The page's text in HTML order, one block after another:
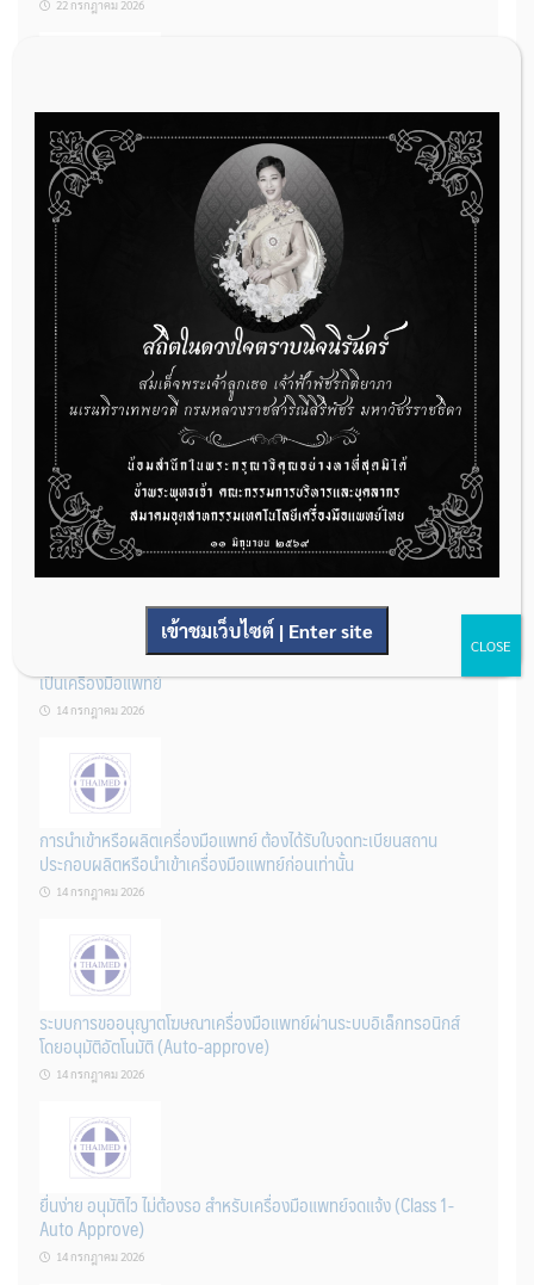
22 กรกฎาคม 2026
ผู้ประกอบการผลิต และ นักวิจัย ที่ต้องการขึ้นทะเบียนเครื่องมือแพทย์
ต้องทำอย่างไรบ้าง
22 กรกฎาคม 2026
กองควบคุมเครื่องมือแพทย์ เปิดรับฟังความคิดเห็นหลักการยกร่าง
กฎหมาย จำนวน 3 ฉบับ ผ่านระบบกลางทางกฎหมาย
22 กรกฎาคม 2026
การโฆษณาเครื่องมือแพทย์แบบใดที่ได้รับการยกเว้นไม่ต้องขออนุญาต
14 กรกฎาคม 2026
รู้หรือไม่? ผลิตภัณฑ์ชุดตรวจสําหรับตรวจสอบการปนเปื้อนแบบใดจัด
เป็นเครื่องมือแพทย์
14 กรกฎาคม 2026
การนำเข้าหรือผลิตเครื่องมือแพทย์ ต้องได้รับใบจดทะเบียนสถาน
ประกอบผลิตหรือนำเข้าเครื่องมือแพทย์ก่อนเท่านั้น
14 กรกฎาคม 2026
ระบบการขออนุญาตโฆษณาเครื่องมือแพทย์ผ่านระบบอิเล็กทรอนิกส์
โดยอนุมัติอัตโนมัติ (Auto-approve)
14 กรกฎาคม 2026
ยื่นง่าย อนุมัติไว ไม่ต้องรอ สำหรับเครื่องมือแพทย์จดแจ้ง (Class 1-
Auto Approve)
14 กรกฎาคม 2026
เข้าชมเว็บไซต์ | Enter site
CLOSE